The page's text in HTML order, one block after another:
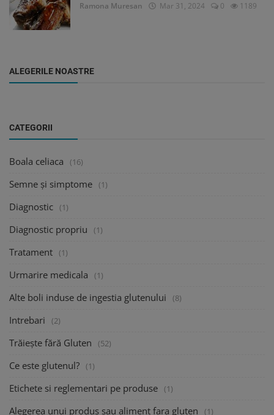
Ramona Muresan Mar 31, 2024 0 1189
ALEGERILE NOASTRE
CATEGORII
Boala celiaca (16)
Semne și simptome (1)
Diagnostic (1)
Diagnostic propriu (1)
Tratament (1)
Urmarire medicala (1)
Alte boli induse de ingestia glutenului (8)
Intrebari (2)
Trăiește fără Gluten (52)
Ce este glutenul? (1)
Etichete si reglementari pe produse (1)
Alegerea unui produs sau aliment fara gluten (1)